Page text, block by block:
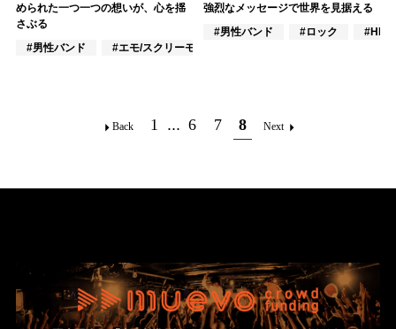
ログイン
ぶいクラ！by muevo
ぶいマガ！ by muevo
Follow us
められた一つ一つの想いが、心を揺
さぶる
#男性バンド
#エモ/スクリーモ
強烈なメッセージで世界を見据える
#男性バンド
#ロック #HR/
Back 1 ... 6 7 8 Next